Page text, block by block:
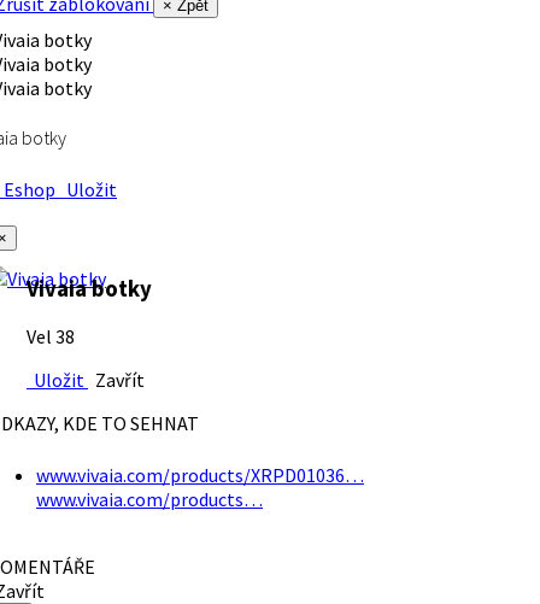
× Zpět
botky
Uložit
Vivaia botky
Vel 38
Uložit Zavřít
KDE TO SEHNAT
www.vivaia.com/products/XRPD01036…
www.vivaia.com/products…